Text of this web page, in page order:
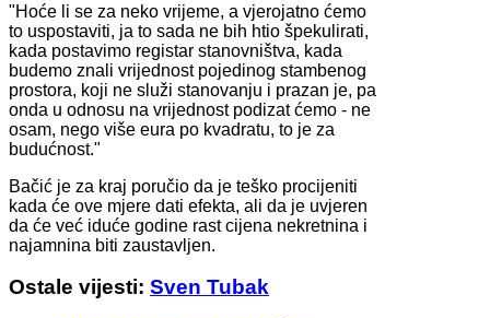
"Hoće li se za neko vrijeme, a vjerojatno ćemo
to uspostaviti, ja to sada ne bih htio špekulirati,
kada postavimo registar stanovništva, kada
budemo znali vrijednost pojedinog stambenog
prostora, koji ne služi stanovanju i prazan je, pa
onda u odnosu na vrijednost podizat ćemo - ne
osam, nego više eura po kvadratu, to je za
budućnost."
Bačić je za kraj poručio da je teško procijeniti
kada će ove mjere dati efekta, ali da je uvjeren
da će već iduće godine rast cijena nekretnina i
najamnina biti zaustavljen.
Ostale vijesti: Sven Tubak